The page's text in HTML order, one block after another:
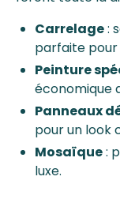
Carrelage:
parfaite pour
Peinture
économique
Panneaux
pour un look
Mosaïque:
luxe.